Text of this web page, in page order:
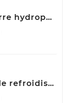
Traitement du verre hydrophobe Soft99 Ultra Glaco, 70 ml 10310
Bride de liquide de refroidissement STC T403544